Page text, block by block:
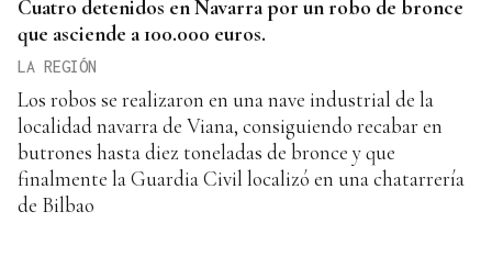
Cuatro detenidos en Navarra por un robo de bronce
que asciende a 100.000 euros.
LA REGIÓN
Los robos se realizaron en una nave industrial de la
localidad navarra de Viana, consiguiendo recabar en
butrones hasta diez toneladas de bronce y que
finalmente la Guardia Civil localizó en una chatarrería
de Bilbao